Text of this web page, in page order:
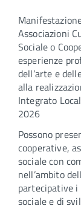
Associazioni
Sociale o
esperienze
dell’arte e
alla
Integrato
2026
Possono
cooperative,
sociale con
nell’ambito
partecipative
sociale e di